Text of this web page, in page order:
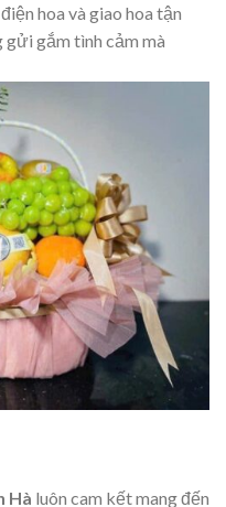
hoa và giao hoa tận
gửi gắm tình cảm mà
Hà luôn cam kết mang đến